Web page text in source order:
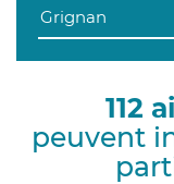
112
peuvent